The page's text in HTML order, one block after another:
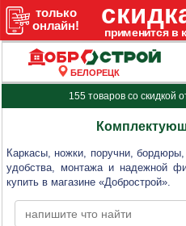
БЕЛОРЕЦК
155 товаров со скидкой
Каркасы, ножки, поручни,
удобства, монтажа и надежной
купить в магазине «Добрострой».